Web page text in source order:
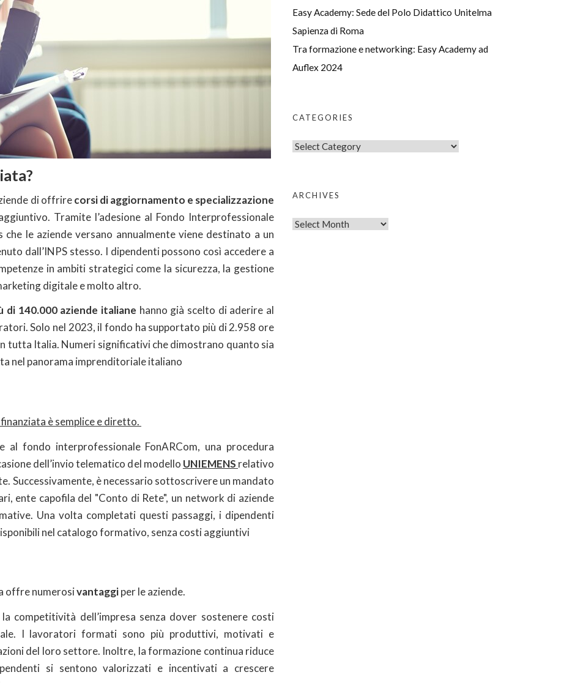
di offrirecorsi di aggiornamento e specializzazione
Tramite l’adesione al Fondo Interprofessionale
le aziende versano annualmente viene destinato a un
dall’INPS stesso. I dipendenti possono così accedere a
in ambiti strategici come la sicurezza, la gestione
digitale e molto altro.
di 140.000 aziende italiane hanno già scelto di aderire al
Solo nel 2023, il fondo ha supportato più di 2.958 ore
tutta Italia. Numeri significativi che dimostrano quanto sia
nel panorama imprenditoriale italiano​
è semplice e diretto.
al fondo interprofessionale FonARCom, una procedura
dell’invio telematico del modello UNIEMENS relativo
Successivamente, è necessario sottoscrivere un mandato
ente capofila del "Conto di Rete", un network di aziende
Una volta completati questi passaggi, i dipendenti
nel catalogo formativo, senza costi aggiuntivi​
offre numerosivantaggiper le aziende.
competitività dell’impresa senza dover sostenere costi
I lavoratori formati sono più produttivi, motivati e
del loro settore. Inoltre, la formazione continua riduce
si sentono valorizzati e incentivati a crescere
Easy Academy: Sede del Polo Didattico Unitelma
Sapienza di Roma
Tra formazione e networking: Easy Academy ad
Auflex 2024
CATEGORIES
C
e
o
ARCHIVES
A